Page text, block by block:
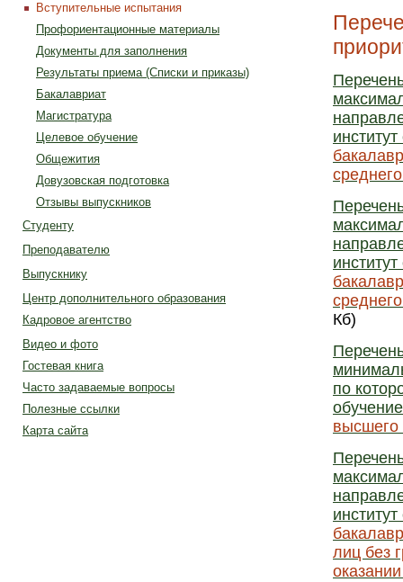
Вступительные испытания
Профориентационные материалы
Документы для заполнения
Результаты приема (Списки и приказы)
Бакалавриат
Магистратура
Целевое обучение
Общежития
Довузовская подготовка
Отзывы выпускников
Студенту
Преподавателю
Выпускнику
Центр дополнительного образования
Кадровое агентство
Видео и фото
Гостевая книга
Часто задаваемые вопросы
Полезные ссылки
Карта сайта
Кб)
по
высшего
лиц без